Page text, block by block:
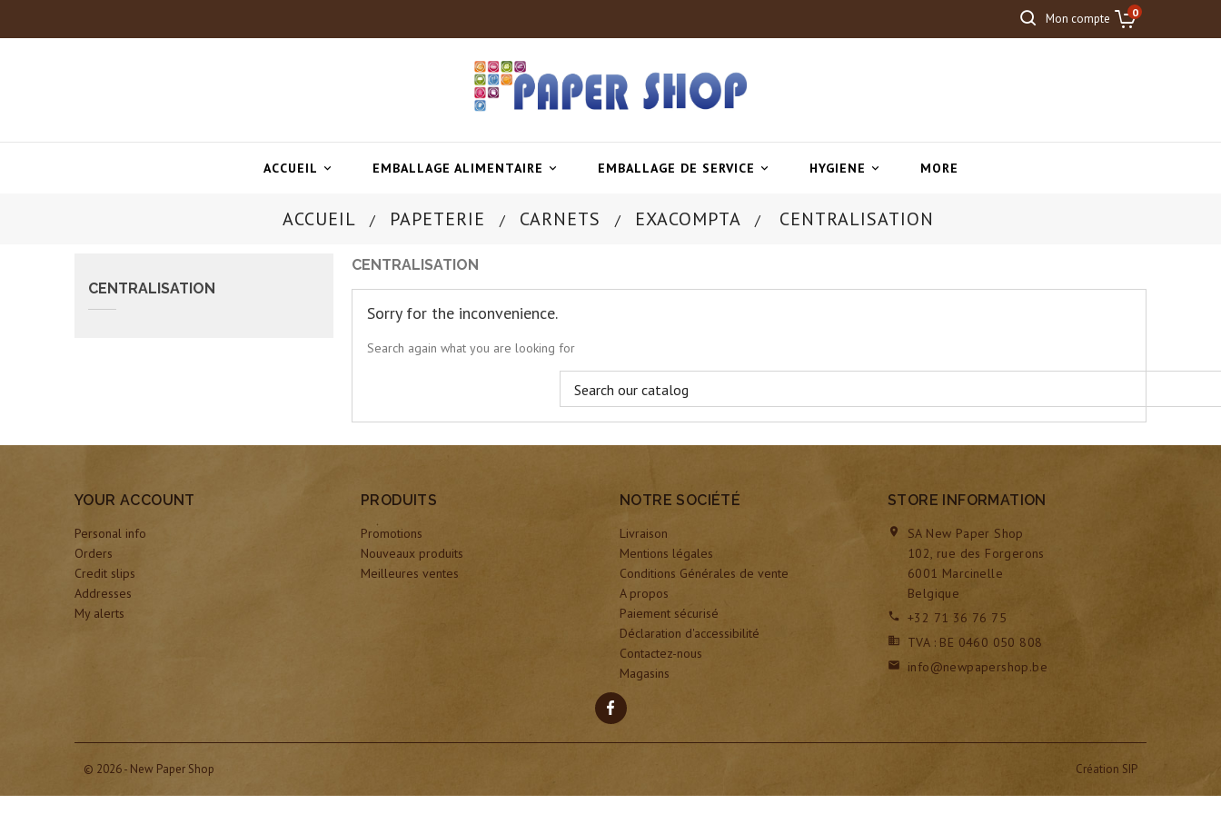
Mon compte 0

ACCUEIL 
EMBALLAGE ALIMENTAIRE 
EMBALLAGE DE SERVICE 
HYGIENE MORE
ACCUEIL PAPETERIE CARNETS EXACOMPTA CENTRALISATION
CENTRALISATION
CENTRALISATION
Sorry for the inconvenience.
Search again what you are looking for
YOUR ACCOUNT
Personal info
Orders
Credit slips
Addresses
My alerts
PRODUITS
Promotions
Nouveaux produits
Meilleures ventes
NOTRE SOCIÉTÉ
Livraison
Mentions légales
Conditions Générales de vente
A propos
Paiement sécurisé
Déclaration d'accessibilité
Contactez-nous
Magasins
STORE INFORMATION

SA New Paper Shop
102, rue des Forgerons
6001 Marcinelle
Belgique
 +32 71 36 76 75
 TVA : BE 0460 050 808
 info@newpapershop.be
© 2026 - New Paper Shop Création SIP